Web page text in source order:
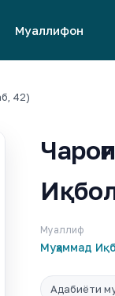
Муаллифон
42)
Муаллиф
Муҳаммад
Адабиёти